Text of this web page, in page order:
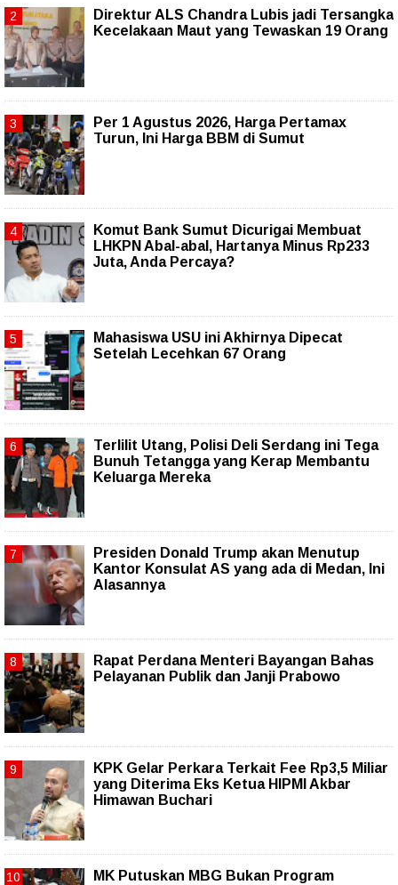
Direktur ALS Chandra Lubis jadi Tersangka
Kecelakaan Maut yang Tewaskan 19 Orang
Per 1 Agustus 2026, Harga Pertamax
Turun, Ini Harga BBM di Sumut
Komut Bank Sumut Dicurigai Membuat
LHKPN Abal-abal, Hartanya Minus Rp233
Juta, Anda Percaya?
Mahasiswa USU ini Akhirnya Dipecat
Setelah Lecehkan 67 Orang
Terlilit Utang, Polisi Deli Serdang ini Tega
Bunuh Tetangga yang Kerap Membantu
Keluarga Mereka
Presiden Donald Trump akan Menutup
Kantor Konsulat AS yang ada di Medan, Ini
Alasannya
Rapat Perdana Menteri Bayangan Bahas
Pelayanan Publik dan Janji Prabowo
KPK Gelar Perkara Terkait Fee Rp3,5 Miliar
yang Diterima Eks Ketua HIPMI Akbar
Himawan Buchari
MK Putuskan MBG Bukan Program